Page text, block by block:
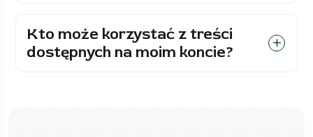
Kto może korzystać z treści
dostępnych na moim koncie?